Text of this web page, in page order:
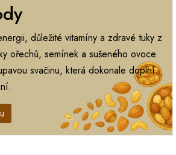
důležité vitamíny a zdravé tuky z
ořechů, semínek a sušeného ovoce.
svačinu, která dokonale doplní